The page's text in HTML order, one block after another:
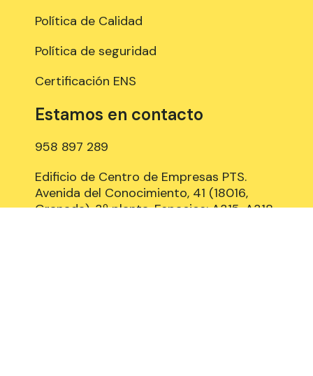
Política de Calidad
Política de seguridad
Certificación ENS
Estamos en contacto
958 897 289
Edificio de Centro de Empresas PTS.
Avenida del Conocimiento, 41 (18016,
Granada), 3º planta, Espacios: A315, A318